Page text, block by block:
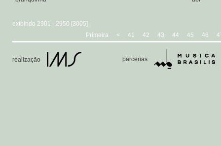
exibindo 2901 - 2950 [3005]
Primeira
< 41 42 43 44 45 46
realização parcerias